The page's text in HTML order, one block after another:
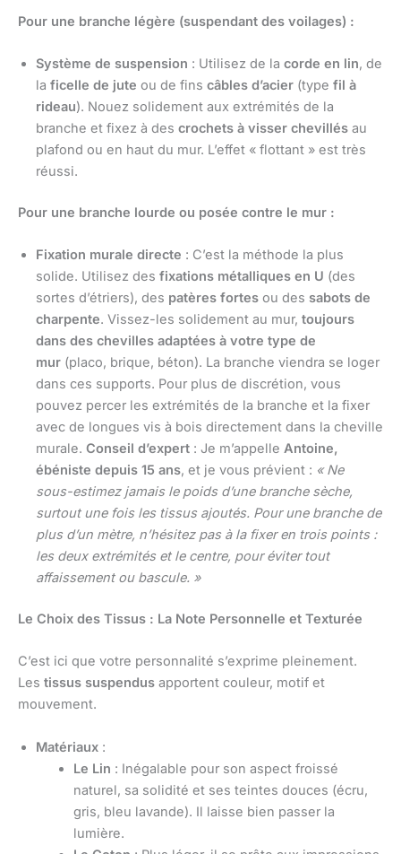
Pour une branche légère (suspendant des voilages) :
Système de suspension : Utilisez de la corde en lin, de
la ficelle de jute ou de fins câbles d’acier (type fil à
rideau). Nouez solidement aux extrémités de la
branche et fixez à des crochets à visser chevillés au
plafond ou en haut du mur. L’effet « flottant » est très
réussi.
Pour une branche lourde ou posée contre le mur :
Fixation murale directe : C’est la méthode la plus
solide. Utilisez des fixations métalliques en U (des
sortes d’étriers), des patères fortes ou des sabots de
charpente. Vissez-les solidement au mur, toujours
dans des chevilles adaptées à votre type de
mur (placo, brique, béton). La branche viendra se loger
dans ces supports. Pour plus de discrétion, vous
pouvez percer les extrémités de la branche et la fixer
avec de longues vis à bois directement dans la cheville
murale. Conseil d’expert : Je m’appelle Antoine,
ébéniste depuis 15 ans, et je vous prévient : « Ne
sous-estimez jamais le poids d’une branche sèche,
surtout une fois les tissus ajoutés. Pour une branche de
plus d’un mètre, n’hésitez pas à la fixer en trois points :
les deux extrémités et le centre, pour éviter tout
affaissement ou bascule. »
Le Choix des Tissus : La Note Personnelle et Texturée
C’est ici que votre personnalité s’exprime pleinement.
Les tissus suspendus apportent couleur, motif et
mouvement.
Matériaux :
Le Lin : Inégalable pour son aspect froissé
naturel, sa solidité et ses teintes douces (écru,
gris, bleu lavande). Il laisse bien passer la
lumière.